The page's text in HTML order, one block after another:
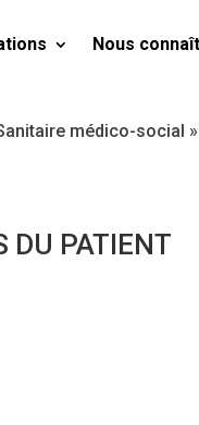
Nous
médico-social »
DU PATIENT